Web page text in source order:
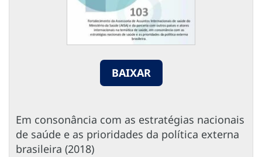
BAIXAR
Em consonância com as estratégias nacionais
de saúde e as prioridades da política externa
brasileira (2018)